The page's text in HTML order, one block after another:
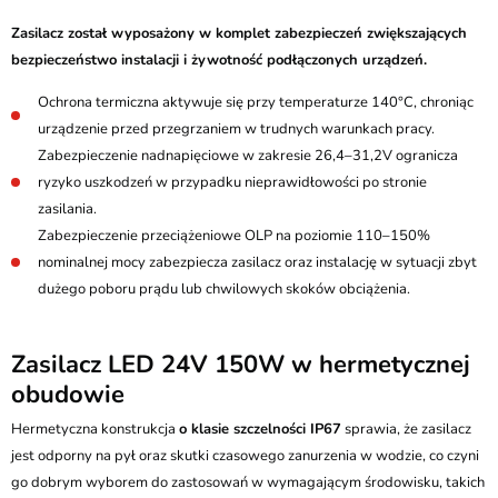
Zasilacz został wyposażony w komplet zabezpieczeń zwiększających
bezpieczeństwo instalacji i żywotność podłączonych urządzeń.
Ochrona termiczna aktywuje się przy temperaturze 140°C, chroniąc
urządzenie przed przegrzaniem w trudnych warunkach pracy.
Zabezpieczenie nadnapięciowe w zakresie 26,4–31,2V ogranicza
ryzyko uszkodzeń w przypadku nieprawidłowości po stronie
zasilania.
Zabezpieczenie przeciążeniowe OLP na poziomie 110–150%
nominalnej mocy zabezpiecza zasilacz oraz instalację w sytuacji zbyt
dużego poboru prądu lub chwilowych skoków obciążenia.
Zasilacz LED 24V 150W w hermetycznej
obudowie
Hermetyczna konstrukcja o klasie szczelności IP67 sprawia, że zasilacz
jest odporny na pył oraz skutki czasowego zanurzenia w wodzie, co czyni
go dobrym wyborem do zastosowań w wymagającym środowisku, takich